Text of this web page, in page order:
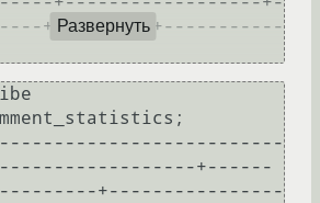
+---------+-----------
Развернуть
+------
+----------------